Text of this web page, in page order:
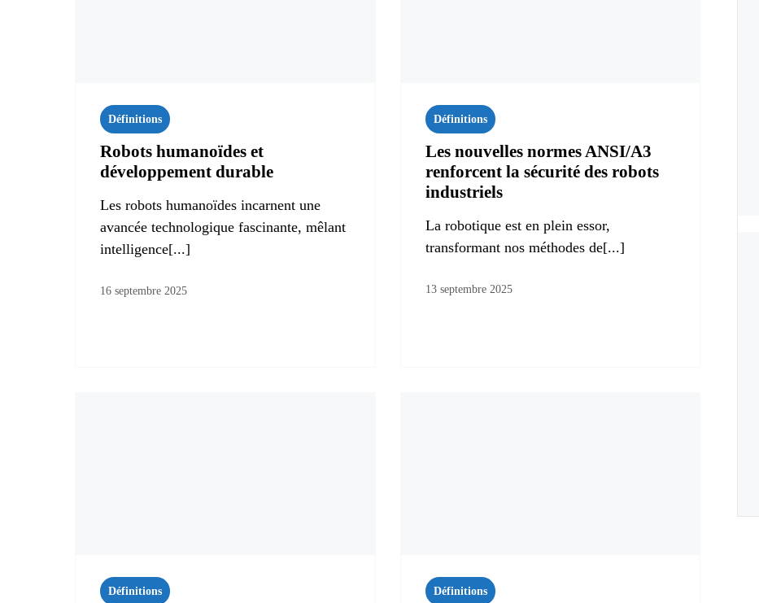
Définitions
Robots humanoïdes et
développement durable
Les robots humanoïdes incarnent une
avancée technologique fascinante, mêlant
intelligence[...]
16 septembre 2025
Définitions
Les nouvelles normes ANSI/A3
renforcent la sécurité des robots
industriels
La robotique est en plein essor,
transformant nos méthodes de[...]
13 septembre 2025
Définitions Définitions